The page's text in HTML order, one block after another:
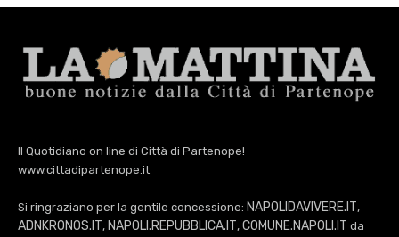
Il Quotidiano on line di Città di Partenope!
www.cittadipartenope.it
Si ringraziano per la gentile concessione: NAPOLIDAVIVERE.IT,
ADNKRONOS.IT, NAPOLI.REPUBBLICA.IT, COMUNE.NAPOLI.IT da